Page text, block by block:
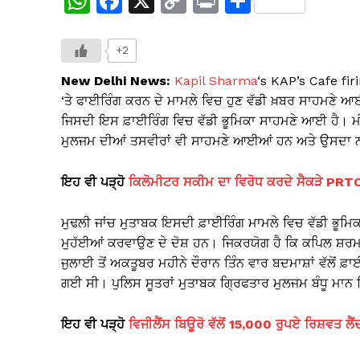
at
s
A
p
p
c
e
b
o
o
k
y
Li
n
k
e
+2
New Delhi News: Kapil Sharma‘s KAP’s Cafe
‘ਤੇ ਫਾਈਰਿੰਗ ਕਰਨ ਦੇ ਮਾਮਲੇ ਵਿਚ ਹੁਣ ਵੱਡੀ ਖ਼ਬਰ ਸਾਹਮਣੇ
ਜਿਸਦੀ ਇਸ ਫ਼ਾਈਰਿੰਗ ਵਿਚ ਵੱਡੀ ਭੂਮਿਕਾ ਸਾਹਮਣੇ ਆਈ ਹੈ।
ਮੁਲਜਮ ਦੀਆਂ ਤਸਵੀਰਾਂ ਵੀ ਸਾਹਮਣੇ ਆਈਆਂ ਹਨ ਅਤੇ ਉਸਦਾ
ਇਹ ਵੀ ਪੜ੍ਹੋ ਕਿਲੋਮੀਟਰ ਸਕੀਮ ਦਾ ਵਿਰੋਧ ਕਰਦੇ ਸੈਕੜੇ
ਮੁਢਲੀ ਜਾਂਚ ਮੁਤਾਬਕ ਇਸਦੀ ਫ਼ਾਈਰਿੰਗ ਮਾਮਲੇ ਵਿਚ ਵੱਡੀ
ਮੁਹੱਈਆਂ ਕਰਵਾਉਣ ਦੇ ਦੋਸ਼ ਹਨ। ਜਿਕਰਯੋਗ ਹੈ ਕਿ ਕਪਿਲ
ਜੁਲਾਈ ਤੋਂ ਅਕਤੂਬਰ ਮਹੀਨੇ ਦੌਰਾਨ ਤਿੰਨ ਵਾਰ ਬਦਮਾਸ਼ਾਂ ਵੱਲੋਂ
ਗਈ ਸੀ। ਪੁਲਿਸ ਸੂਤਰਾਂ ਮੁਤਾਬਕ ਗ੍ਰਿਫਤਾਰ ਮੁਲਜਮ ਬੰਧੂ
ਇਹ ਵੀ ਪੜ੍ਹੋ ਵਿਜੀਲੈਂਸ ਬਿਊਰੋ ਵੱਲੋਂ 15,000 ਰੁਪਏ ਰਿਸ਼ਵਤ